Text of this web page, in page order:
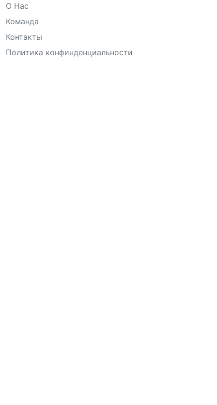
О Нас
Команда
Контакты
Политика конфинденциальности